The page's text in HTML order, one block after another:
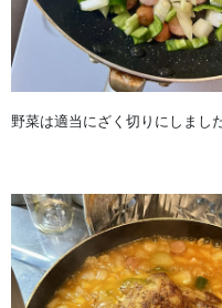
野菜は適当にざく切りにしまし